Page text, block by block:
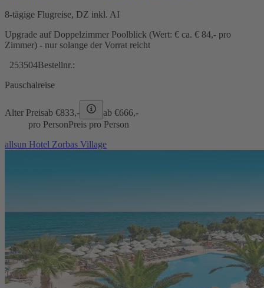
8-tägige Flugreise, DZ inkl. AI
Upgrade auf Doppelzimmer Poolblick (Wert: € ca. € 84,- pro
Zimmer) - nur solange der Vorrat reicht
253504Bestellnr.:
Pauschalreise
Alter Preisab €833,- ab €666,-
pro PersonPreis pro Person
allsun Hotel Zorbas Village